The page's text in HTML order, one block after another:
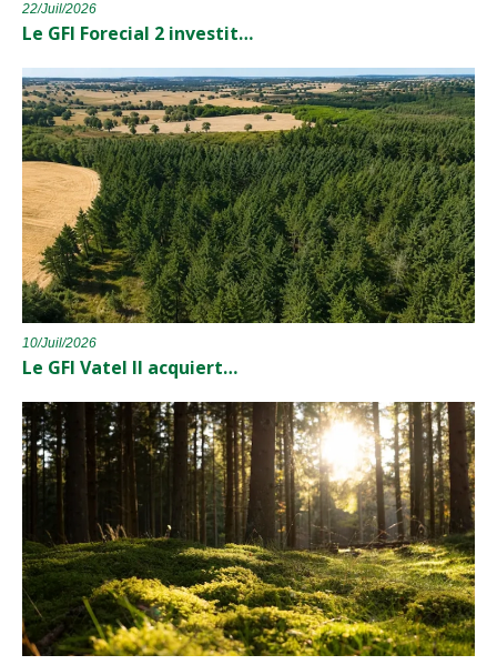
22/Juil/2026
Le GFI Forecial 2 investit…
10/Juil/2026
Le GFI Vatel II acquiert…